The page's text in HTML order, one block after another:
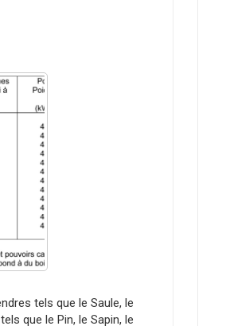
tels que le Saule, le
que le Pin, le Sapin, le